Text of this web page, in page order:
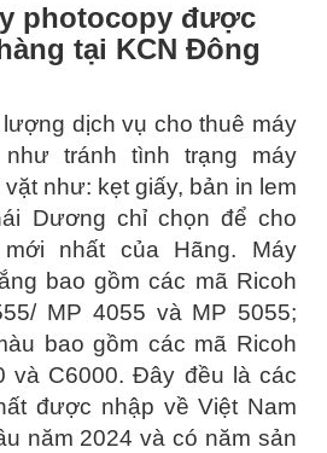
photocopy được
tại KCN Đông
dịch vụ cho thuê máy
như tránh tình trạng máy
như: kẹt giấy, bản in lem
Dương chỉ chọn để cho
nhất của Hãng. Máy
bao gồm các mã Ricoh
MP 4055 và MP 5055;
bao gồm các mã Ricoh
và C6000. Đây đều là các
được nhập về Việt Nam
năm 2024 và có năm sản